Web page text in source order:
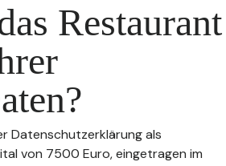
Restaurant
Datenschutzerklärung als
von 7500 Euro, eingetragen im